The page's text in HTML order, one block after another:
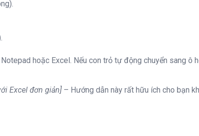
hoặc Excel. Nếu con trỏ tự động chuyển sang ô
Excel đơn giản]– Hướng dẫn này rất hữu ích cho bạn